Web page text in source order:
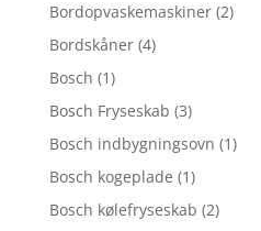
Bordopvaskemaskiner (2)
Bordskåner (4)
Bosch (1)
Bosch Fryseskab (3)
Bosch indbygningsovn (1)
Bosch kogeplade (1)
Bosch kølefryseskab (2)